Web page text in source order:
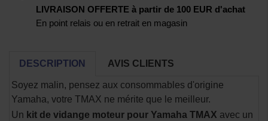
LIVRAISON OFFERTE à partir de 100 EUR d'achat
En point relais ou en retrait en magasin
DESCRIPTION AVIS CLIENTS
Soyez malin, pensez aux consommables d'origine
Yamaha, votre TMAX ne mérite que le meilleur.
Un kit de vidange moteur pour Yamaha TMAX avec un